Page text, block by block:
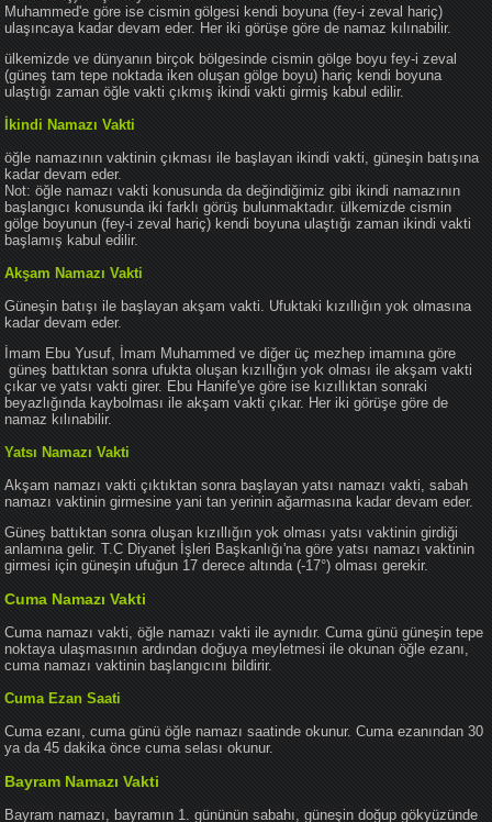
Muhammed'e göre ise cismin gölgesi kendi boyuna (fey-i zeval hariç)
ulaşıncaya kadar devam eder. Her iki görüşe göre de namaz kılınabilir.
ülkemizde ve dünyanın birçok bölgesinde cismin gölge boyu fey-i zeval
(güneş tam tepe noktada iken oluşan gölge boyu) hariç kendi boyuna
ulaştığı zaman öğle vakti çıkmış ikindi vakti girmiş kabul edilir.
İkindi Namazı Vakti
öğle namazının vaktinin çıkması ile başlayan ikindi vakti, güneşin batışına
kadar devam eder.
Not: öğle namazı vakti konusunda da değindiğimiz gibi ikindi namazının
başlangıcı konusunda iki farklı görüş bulunmaktadır. ülkemizde cismin
gölge boyunun (fey-i zeval hariç) kendi boyuna ulaştığı zaman ikindi vakti
başlamış kabul edilir.
Akşam Namazı Vakti
Güneşin batışı ile başlayan akşam vakti. Ufuktaki kızıllığın yok olmasına
kadar devam eder.
İmam Ebu Yusuf, İmam Muhammed ve diğer üç mezhep imamına göre
güneş battıktan sonra ufukta oluşan kızıllığın yok olması ile akşam vakti
çıkar ve yatsı vakti girer. Ebu Hanife'ye göre ise kızıllıktan sonraki
beyazlığında kaybolması ile akşam vakti çıkar. Her iki görüşe göre de
namaz kılınabilir.
Yatsı Namazı Vakti
Akşam namazı vakti çıktıktan sonra başlayan yatsı namazı vakti, sabah
namazı vaktinin girmesine yani tan yerinin ağarmasına kadar devam eder.
Güneş battıktan sonra oluşan kızıllığın yok olması yatsı vaktinin girdiği
anlamına gelir. T.C Diyanet İşleri Başkanlığı'na göre yatsı namazı vaktinin
girmesi için güneşin ufuğun 17 derece altında (-17°) olması gerekir.
Cuma Namazı Vakti
Cuma namazı vakti, öğle namazı vakti ile aynıdır. Cuma günü güneşin tepe
noktaya ulaşmasının ardından doğuya meyletmesi ile okunan öğle ezanı,
cuma namazı vaktinin başlangıcını bildirir.
Cuma Ezan Saati
Cuma ezanı, cuma günü öğle namazı saatinde okunur. Cuma ezanından 30
ya da 45 dakika önce cuma selası okunur.
Bayram Namazı Vakti
Bayram namazı, bayramın 1. gününün sabahı, güneşin doğup gökyüzünde